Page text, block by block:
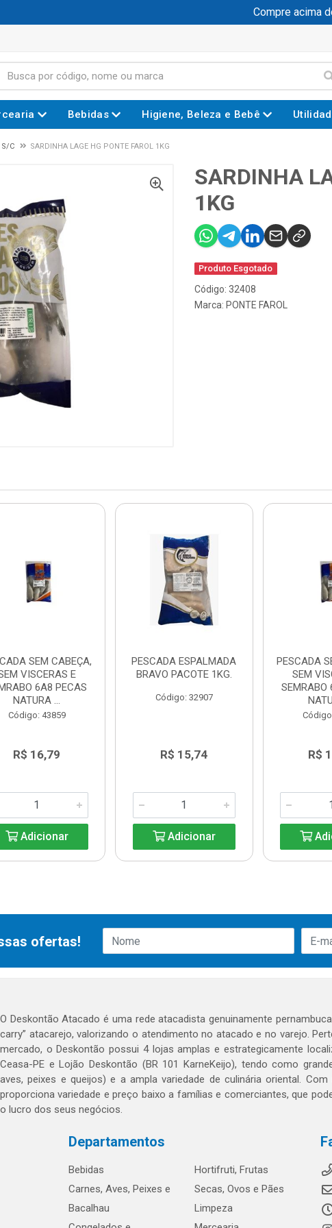
Compre acima de
Bebidas Higiene, Beleza e Bebê
S/C SARDINHA LAGE HG PONTE FAROL 1KG
SARDINHA
1KG
Produto Esgotado
Código: 32408
Marca: PONTE FAROL
SEM CABEÇA,
VISCERAS E
6A8 PECAS
NATURA ...
Código: 43859
R$ 16,79
Adicionar
PESCADA ESPALMADA
BRAVO PACOTE 1KG.
Código: 32907
R$ 15,74
Adicionar
PESCADA
SEM
SEMRABO
R$
ofertas!
O Deskontão Atacado é uma rede atacadista genuinamente
carry” atacarejo, valorizando o atendimento no atacado e no varejo.
mercado, o Deskontão possui 4 lojas amplas e estrategicamente
Ceasa-PE e Lojão Deskontão (BR 101 KarneKeijo), tendo como
aves, peixes e queijos) e a ampla variedade de culinária oriental.
proporciona variedade e preço baixo a famílias e comerciantes, que
o lucro dos seus negócios.
Departamentos
Bebidas
Carnes, Aves, Peixes e
Bacalhau
Hortifruti, Frutas
Secas, Ovos e Pães
Limpeza